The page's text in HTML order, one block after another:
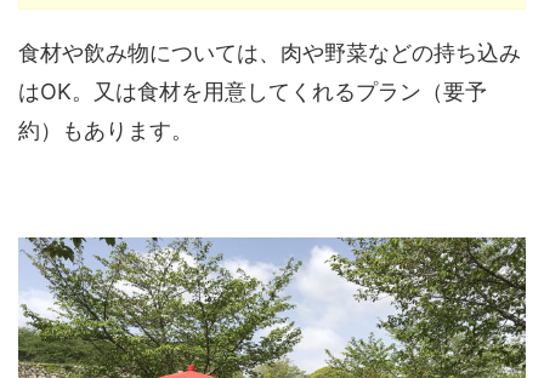
食材や飲み物については、肉や野菜などの持ち込み
はOK。又は食材を用意してくれるプラン（要予
約）もあります。